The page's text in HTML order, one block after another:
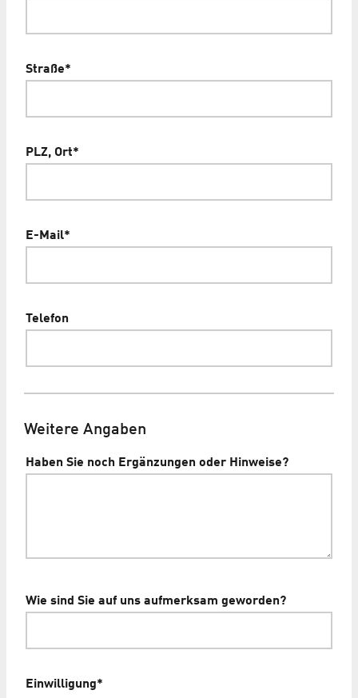
Straße*
PLZ, Ort*
E-Mail*
Telefon
Weitere Angaben
Haben Sie noch Ergänzungen oder Hinweise?
Wie sind Sie auf uns aufmerksam geworden?
Einwilligung*